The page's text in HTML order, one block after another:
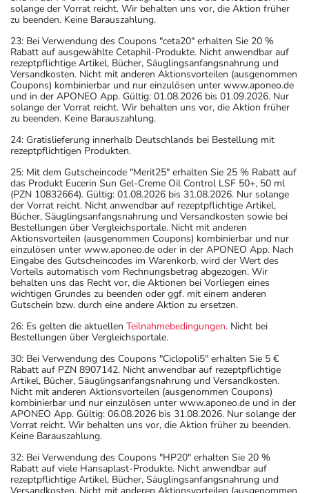
solange der Vorrat reicht. Wir behalten uns vor, die Aktion früher
zu beenden. Keine Barauszahlung.
23: Bei Verwendung des Coupons "ceta20" erhalten Sie 20 %
Rabatt auf ausgewählte Cetaphil-Produkte. Nicht anwendbar auf
rezeptpflichtige Artikel, Bücher, Säuglingsanfangsnahrung und
Versandkosten. Nicht mit anderen Aktionsvorteilen (ausgenommen
Coupons) kombinierbar und nur einzulösen unter www.aponeo.de
und in der APONEO App. Gültig: 01.08.2026 bis 01.09.2026. Nur
solange der Vorrat reicht. Wir behalten uns vor, die Aktion früher
zu beenden. Keine Barauszahlung.
24: Gratislieferung innerhalb Deutschlands bei Bestellung mit
rezeptpflichtigen Produkten.
25: Mit dem Gutscheincode "Merit25" erhalten Sie 25 % Rabatt auf
das Produkt Eucerin Sun Gel-Creme Oil Control LSF 50+, 50 ml
(PZN 10832664). Gültig: 01.08.2026 bis 31.08.2026. Nur solange
der Vorrat reicht. Nicht anwendbar auf rezeptpflichtige Artikel,
Bücher, Säuglingsanfangsnahrung und Versandkosten sowie bei
Bestellungen über Vergleichsportale. Nicht mit anderen
Aktionsvorteilen (ausgenommen Coupons) kombinierbar und nur
einzulösen unter www.aponeo.de oder in der APONEO App. Nach
Eingabe des Gutscheincodes im Warenkorb, wird der Wert des
Vorteils automatisch vom Rechnungsbetrag abgezogen. Wir
behalten uns das Recht vor, die Aktionen bei Vorliegen eines
wichtigen Grundes zu beenden oder ggf. mit einem anderen
Gutschein bzw. durch eine andere Aktion zu ersetzen.
26: Es gelten die aktuellen Teilnahmebedingungen. Nicht bei
Bestellungen über Vergleichsportale.
30: Bei Verwendung des Coupons "Ciclopoli5" erhalten Sie 5 €
Rabatt auf PZN 8907142. Nicht anwendbar auf rezeptpflichtige
Artikel, Bücher, Säuglingsanfangsnahrung und Versandkosten.
Nicht mit anderen Aktionsvorteilen (ausgenommen Coupons)
kombinierbar und nur einzulösen unter www.aponeo.de und in der
APONEO App. Gültig: 06.08.2026 bis 31.08.2026. Nur solange der
Vorrat reicht. Wir behalten uns vor, die Aktion früher zu beenden.
Keine Barauszahlung.
32: Bei Verwendung des Coupons "HP20" erhalten Sie 20 %
Rabatt auf viele Hansaplast-Produkte. Nicht anwendbar auf
rezeptpflichtige Artikel, Bücher, Säuglingsanfangsnahrung und